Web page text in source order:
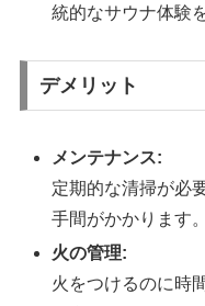
統的なサウナ体験
デメリット
メンテナンス:
定期的な清掃が必
手間がかかります。
火の管理:
火をつけるのに時